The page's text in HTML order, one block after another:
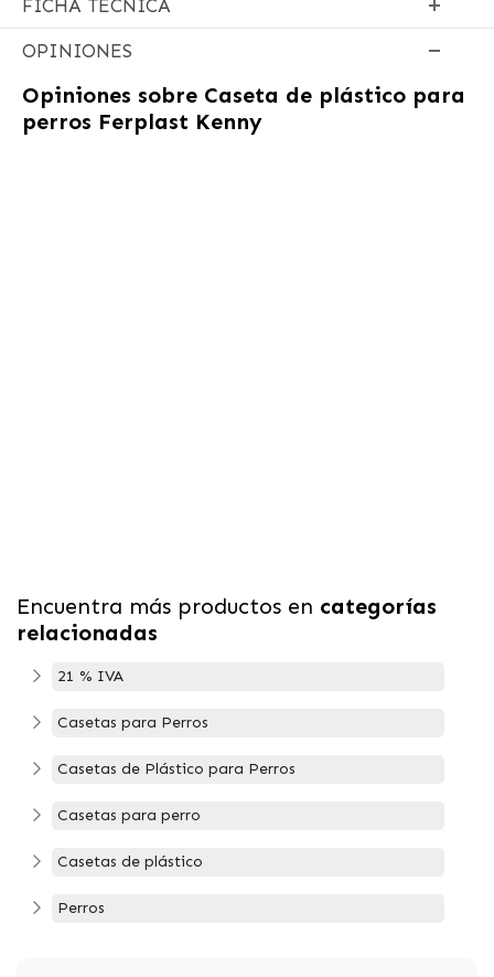
FICHA TÉCNICA
OPINIONES
Opiniones sobre Caseta de plástico para
perros Ferplast Kenny
Encuentra más productos en categorías
relacionadas
21 % IVA
Casetas para Perros
Casetas de Plástico para Perros
Casetas para perro
Casetas de plástico
Perros